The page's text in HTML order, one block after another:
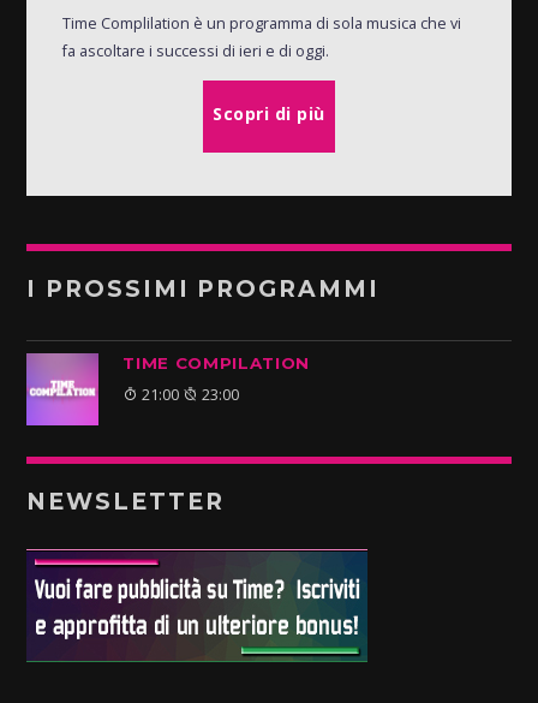
Time Complilation è un programma di sola musica che vi
fa ascoltare i successi di ieri e di oggi.
Scopri di più
I PROSSIMI PROGRAMMI
TIME COMPILATION
21:00 23:00
NEWSLETTER